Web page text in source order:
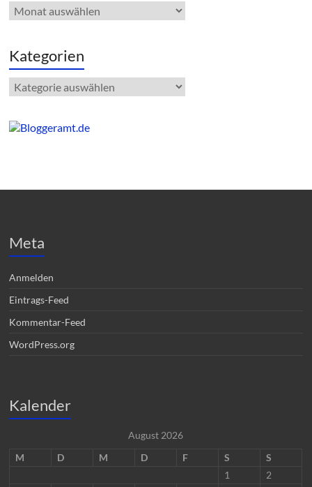
Das
Archiv
Kategorien
Kategorien
Meta
Anmelden
Eintrags-Feed
Kommentar-Feed
WordPress.org
Kalender
August 2026
M
D M D F S
S
1
2